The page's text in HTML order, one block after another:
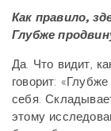
Как правило,
Глубже
Да. Что видит,
говорит:
себя.
этому